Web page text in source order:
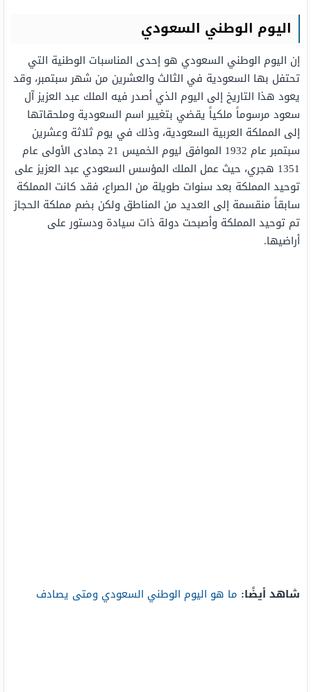
اليوم الوطني السعودي
إن اليوم الوطني السعودي هو إحدى المناسبات الوطنية التي
تحتفل بها السعودية في الثالث والعشرين من شهر سبتمبر، وقد
يعود هذا التاريخ إلى اليوم الذي أصدر فيه الملك عبد العزيز آل
سعود مرسوماً ملكياً يقضي بتغيير اسم السعودية وملحقاتها
إلى المملكة العربية السعودية، وذلك في يوم ثلاثة وعشرين
سبتمبر عام 1932 الموافق ليوم الخميس 21 جمادى الأولى عام
1351 هجري، حيث عمل الملك المؤسس السعودي عبد العزيز على
توحيد المملكة بعد سنوات طويلة من الصراع، فقد كانت المملكة
سابقاً منقسمة إلى العديد من المناطق ولكن بضم مملكة الحجاز
تم توحيد المملكة وأصبحت دولة ذات سيادة ودستور على
أراضيها.
شاهد أيضًا: ما هو اليوم الوطني السعودي ومتى يصادف